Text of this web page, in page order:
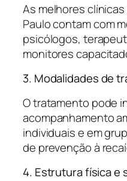
As melhores
Paulo contam com
psicólogos,
monitores
3. Modalidades de
O tratamento pode
acompanhamento
individuais e em
de prevenção à
4. Estrutura física e